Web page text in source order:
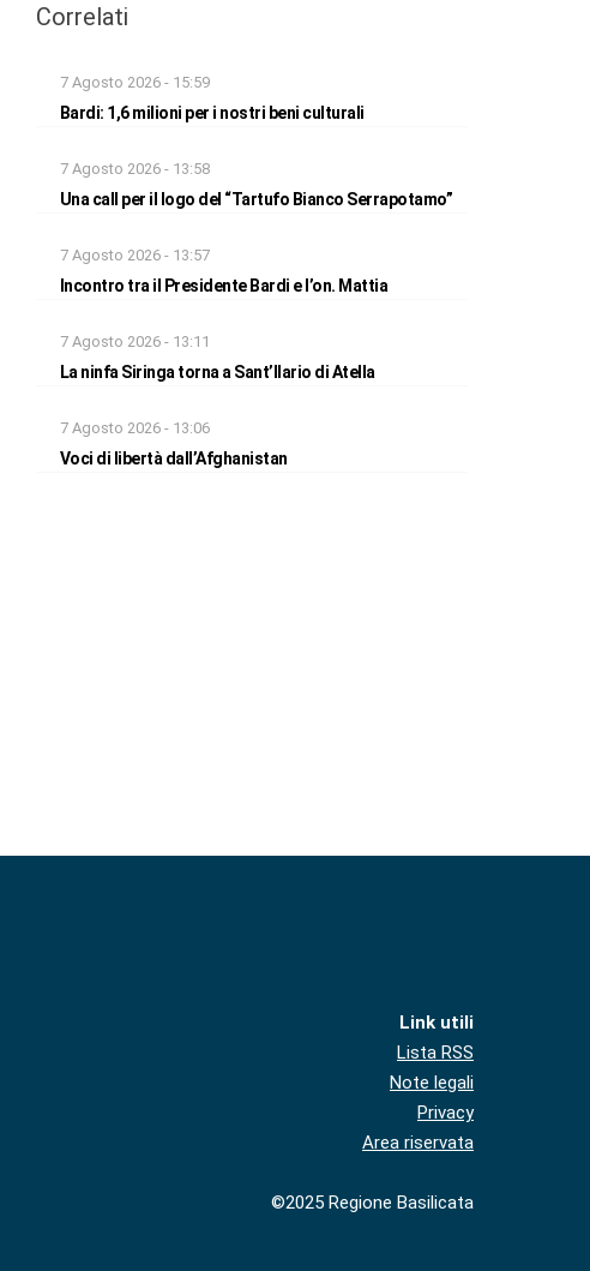
Correlati
7 Agosto 2026 - 15:59
Bardi: 1,6 milioni per i nostri beni culturali
7 Agosto 2026 - 13:58
Una call per il logo del “Tartufo Bianco Serrapotamo”
7 Agosto 2026 - 13:57
Incontro tra il Presidente Bardi e l’on. Mattia
7 Agosto 2026 - 13:11
La ninfa Siringa torna a Sant’Ilario di Atella
7 Agosto 2026 - 13:06
Voci di libertà dall’Afghanistan
Link utili
Lista RSS
Note legali
Privacy
Area riservata
©2025 Regione Basilicata